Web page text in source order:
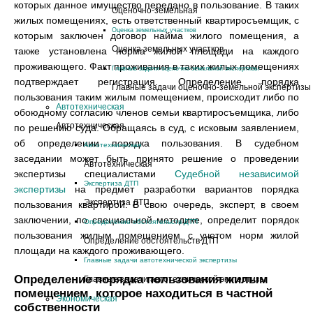
Оценочно-земельная
Оценка земельных участков
Оценка земельных участков
Главные задачи оценочно-земельной экспертизы
Главные задачи оценочно-земельной экспертизы
Автотехническая
Автотехническая
Автотехническая
Автотехническая
Экспертиза ДТП
Экспертиза ДТП
Определение обстоятельств ДТП
Определение обстоятельств ДТП
Главные задачи автотехнической экспертизы
Главные задачи автотехнической экспертизы
Экономическая
которых данное имущество передано в пользование. В таких
жилых помещениях, есть ответственный квартиросъемщик, с
которым заключен договор найма жилого помещения, а
также установлена норма жилой площади на каждого
проживающего. Факт проживания в таких жилых помещениях
подтверждает регистрация. Определение порядка
пользования таким жилым помещением, происходит либо по
обоюдному согласию членов семьи квартиросъемщика, либо
по решению суда. Обращаясь в суд, с исковым заявлением,
об определении порядка пользования. В судебном
заседании может быть принято решение о проведении
экспертизы специалистами Судебной независимой
экспертизы на предмет разработки вариантов порядка
пользования квартирой. В свою очередь, эксперт, в своем
заключении, по специальной методике, определит порядок
пользования жилым помещением с учетом норм жилой
площади на каждого проживающего.
Определение порядка пользования жилым
помещением, которое находиться в частной
собственности